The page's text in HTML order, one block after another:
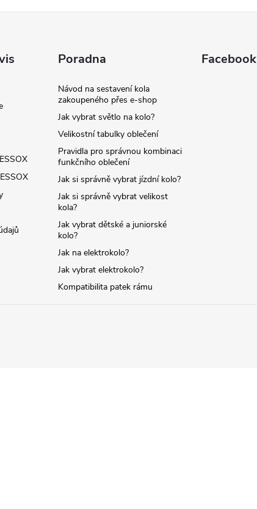
Poradna
Návod na sestavení kola
zakoupeného přes e-shop
Jak vybrat světlo na kolo?
Velikostní tabulky oblečení
Pravidla pro správnou kombinaci
funkčního oblečení
Jak si správně vybrat jízdní kolo?
Jak si správně vybrat velikost
kola?
Jak vybrat dětské a juniorské
kolo?
Jak na elektrokolo?
Jak vybrat elektrokolo?
Kompatibilita patek rámu
Facebook